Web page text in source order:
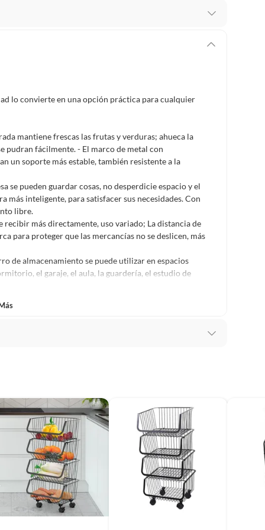
intactos y sin uso, tal como te lo entregamos. Ten
. Debe estar en perfecto estado, con todas sus
electrónica, por ejemplo, cupones de experiencia o
reparados, abiertos, de segunda selección,
en esa condición a un precio reducido.
entre otros análogos.
lo convierte en una opción práctica para cualquier
mantiene frescas las frutas y verduras; ahueca la
pudran fácilmente. - El marco de metal con
un soporte más estable, también resistente a la
se pueden guardar cosas, no desperdicie espacio y el
más inteligente, para satisfacer sus necesidades. Con
libre.
más directamente, uso variado; La distancia de
para proteger que las mercancías no se deslicen, más
de almacenamiento se puede utilizar en espacios
el garaje, el aula, la guardería, el estudio de
con Ruedas Multiuso 5 niveles Rectangular